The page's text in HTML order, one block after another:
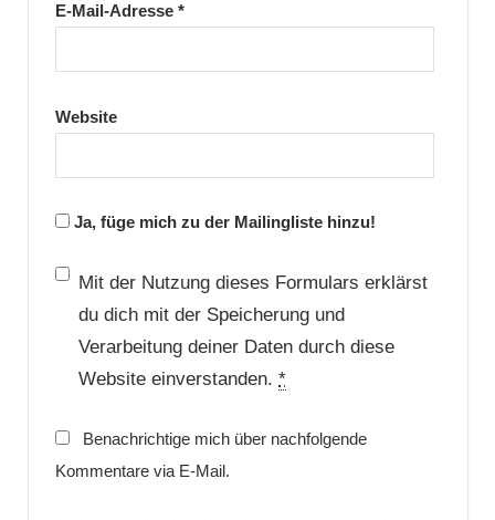
E-Mail-Adresse *
Website
Ja, füge mich zu der Mailingliste hinzu!
Mit der Nutzung dieses Formulars erklärst
du dich mit der Speicherung und
Verarbeitung deiner Daten durch diese
Website einverstanden. *
Benachrichtige mich über nachfolgende
Kommentare via E-Mail.